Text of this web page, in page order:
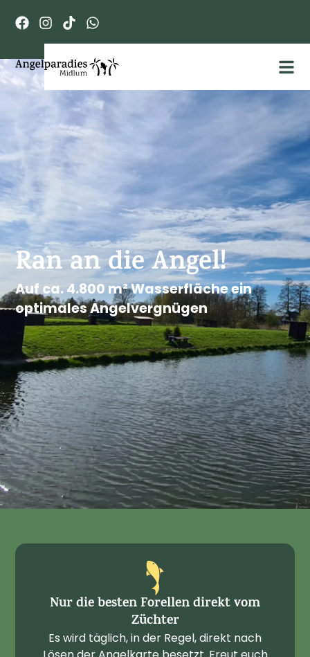
Ran an die Angel!
Auf ca. 4.800 m² Wasserfläche ein
optimales Angelvergnügen
Nur die besten Forellen direkt vom
Züchter
Es wird täglich, in der Regel, direkt nach